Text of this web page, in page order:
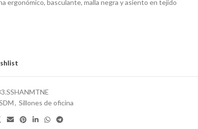
ergonómico, basculante, malla negra y asiento en tejido
, Sillones de oficina